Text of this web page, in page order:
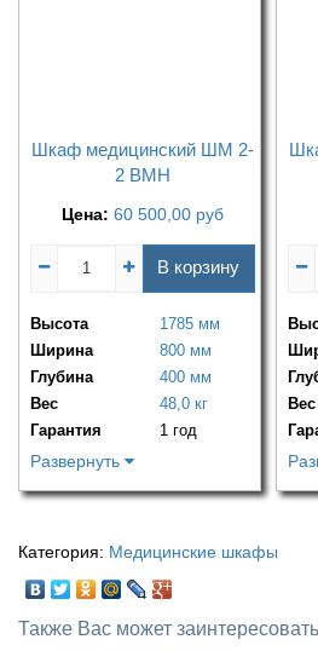
Шкаф медицинский ШМ 2-
2 ВМН
Цена: 60 500,00 руб
В корзину
Высота
1785 мм
Ширина
800 мм
Глубина
400 мм
Вес
48,0 кг
Гарантия
1 год
Развернуть
Вес
Категория: Медицинские шкафы
Также Вас может заинтересовать